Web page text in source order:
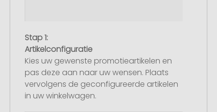
Stap 1:
Artikelconfiguratie
Kies uw gewenste promotieartikelen en
pas deze aan naar uw wensen. Plaats
vervolgens de geconfigureerde artikelen
in uw winkelwagen.